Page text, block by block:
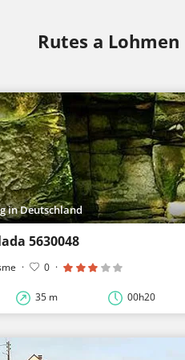
Rutes a Lohmen
in Deutschland
5630048
· 0 ·
35 m 00h20